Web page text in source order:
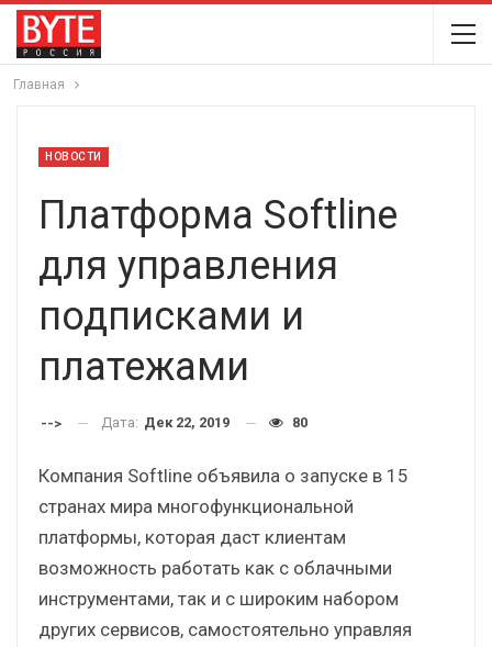
Главная
НОВОСТИ
Платформа Softline
для управления
подписками и
платежами
--> Дата: Дек 22, 2019 80
Компания Softline объявила о запуске в 15
странах мира многофункциональной
платформы, которая даст клиентам
возможность работать как с облачными
инструментами, так и с широким набором
других сервисов, самостоятельно управляя